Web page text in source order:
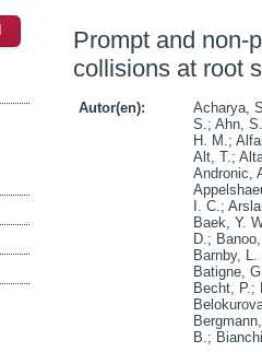
Prompt and non-
collisions at root
Autor(en):
Acharya,
S.; Ahn,
H. M.;
Alt, T.;
Andronic,
I. C.;
Baek, Y.
D.;
Barnby, L.
Batigne,
Becht, P.;
B.;